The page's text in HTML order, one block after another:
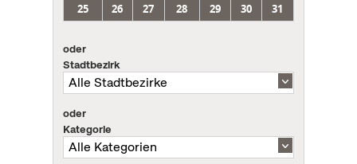
25
26 27 28 29 30 31
oder
Stadtbezirk
oder
Kategorie